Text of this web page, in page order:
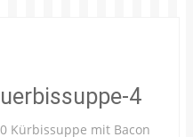
4
Kürbissuppe mit Bacon